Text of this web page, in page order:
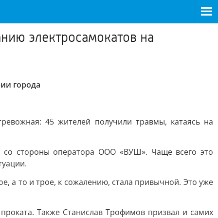
электросамокатов на
города
45 жителей получили травмы, катаясь на
со стороны оператора ООО «ВУШ». Чаще всего это
а то и трое, к сожалению, стала привычной. Это уже
Также Станислав Трофимов призвал и самих